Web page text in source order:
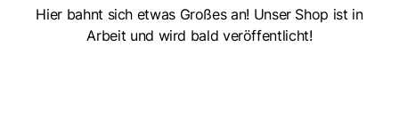
Hier bahnt sich etwas Großes an! Unser Shop ist in
Arbeit und wird bald veröffentlicht!